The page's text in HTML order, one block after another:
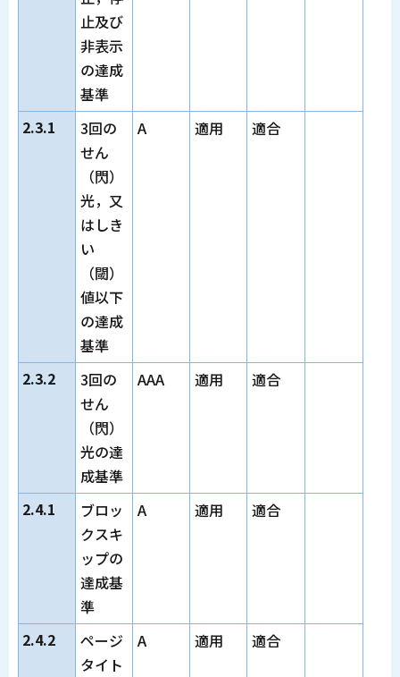
止及び
非表示
の達成
基準
2.3.1
3回の
せん
（閃）
光，又
はしき
い
（閾）
値以下
の達成
基準
A 適用 適合
2.3.2
3回の
せん
（閃）
光の達
成基準
AAA 適用 適合
2.4.1
ブロッ
クスキ
ップの
達成基
準
A 適用 適合
2.4.2
ページ
タイト
A 適用 適合